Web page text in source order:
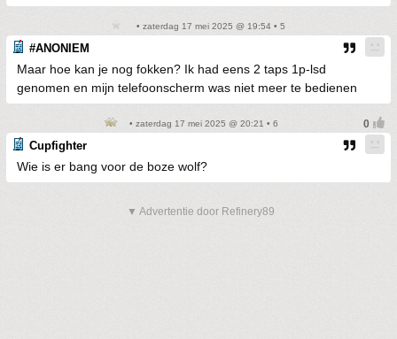
• zaterdag 17 mei 2025 @ 19:54 • 5
#ANONIEM
Maar hoe kan je nog fokken? Ik had eens 2 taps 1p-lsd
genomen en mijn telefoonscherm was niet meer te bedienen
• zaterdag 17 mei 2025 @ 20:21 • 6
Cupfighter
Wie is er bang voor de boze wolf?
▼ Advertentie door Refinery89